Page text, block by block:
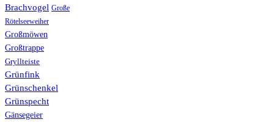
Brachvogel Große
Rötelseeweiher
Großmöwen
Großtrappe
Gryllteiste
Grünfink
Grünschenkel
Grünspecht
Gänsegeier